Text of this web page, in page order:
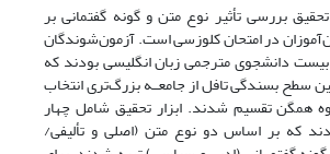
بررسی تأثیر نوع متن و گونه گفتمانی بر
در امتحان کلوزسی است. آزمون‌شوندگان
دانشجوی مترجمی زبان انگلیسی بودند که
سطح بسندگی تافل از جامعــه بزرگ‌تری انتخاب
همگن تقسیم شدند. ابزار تحقیق شامل چهار
که بر اساس دو نوع متن (اصلی و تألیفی/